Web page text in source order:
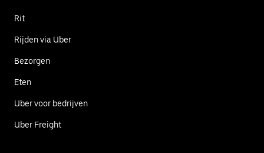
Rit
Rijden via Uber
Bezorgen
Eten
Uber voor bedrijven
Uber Freight